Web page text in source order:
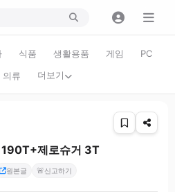
식품 생활용품 게임
PC
의류 더보기
190T+제로슈거 3T
원본글 🚨신고하기